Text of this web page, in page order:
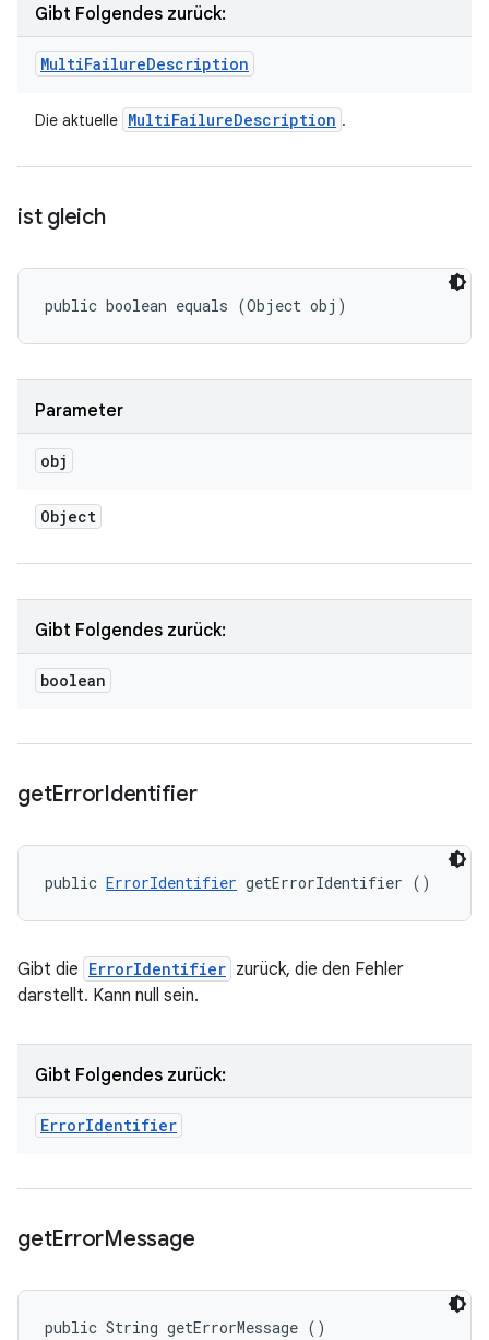
Gibt Folgendes zurück:
MultiFailureDescription
Die aktuelle MultiFailureDescription .
ist gleich
public boolean equals (Object obj)
Parameter
obj
Object
Gibt Folgendes zurück:
boolean
getErrorIdentifier
public ErrorIdentifier getErrorIdentifier ()
Gibt die ErrorIdentifier zurück, die den Fehler
darstellt. Kann null sein.
Gibt Folgendes zurück:
ErrorIdentifier
getErrorMessage
public String getErrorMessage ()